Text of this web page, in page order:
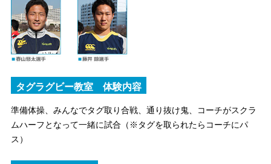
タグラグビー教室 体験内容
準備体操、みんなでタグ取り合戦、通り抜け鬼、コーチがスクラ
ムハーフとなって一緒に試合（※タグを取られたらコーチにパ
ス）